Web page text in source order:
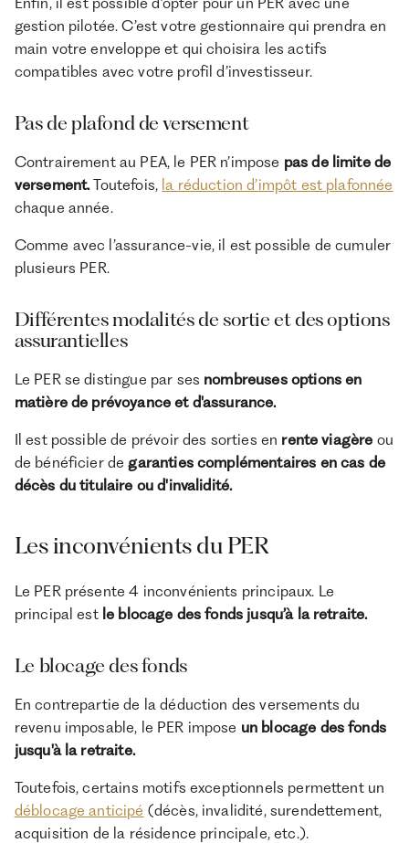
gestion pilotée. C’est votre gestionnaire qui prendra en
main votre enveloppe et qui choisira les actifs
compatibles avec votre profil d’investisseur.
Pas de plafond de versement
Contrairement au PEA, le PER n’impose pas de limite de
versement.Toutefois, la réduction d’impôt est plafonnée
chaque année.
Comme avec l’assurance-vie, il est possible de cumuler
plusieurs PER.
Différentes modalités de sortie et des options
assurantielles
Le PER se distingue par ses nombreuses options en
matière de prévoyance et d'assurance.
Il est possible de prévoir des sorties en rente viagère ou
de bénéficier degaranties complémentaires en cas de
décès du titulaire ou d'invalidité.
Les inconvénients du PER
Le PER présente 4 inconvénients principaux. Le
principal est le blocage des fonds jusqu’à la retraite.
Le blocage des fonds
En contrepartie de la déduction des versements du
revenu imposable, le PER impose un blocage des fonds
jusqu'à la retraite.
Toutefois, certains motifs exceptionnels permettent un
déblocage anticipé (décès, invalidité, surendettement,
acquisition de la résidence principale, etc.).